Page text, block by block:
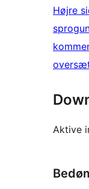
Højre
Aktive